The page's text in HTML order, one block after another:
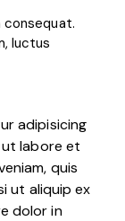
consequat.
luctus
adipisicing
labore et
quis
ut aliquip ex
dolor in